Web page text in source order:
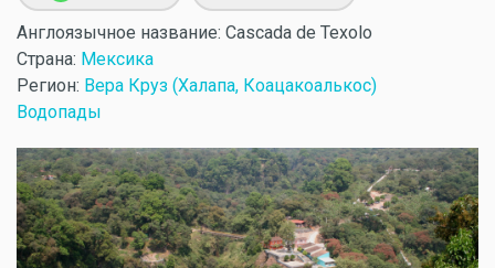
Англоязычное название: Cascada de Texolo
Страна: Мексика
Регион: Вера Круз (Халапа, Коацакоалькос)
Водопады